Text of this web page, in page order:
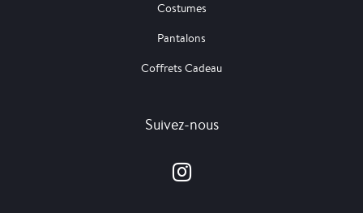
Costumes
Pantalons
Coffrets Cadeau
Suivez-nous